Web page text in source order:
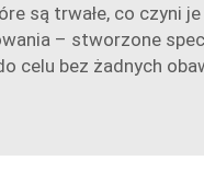
są trwałe, co
– stworzone
celu bez żadnych